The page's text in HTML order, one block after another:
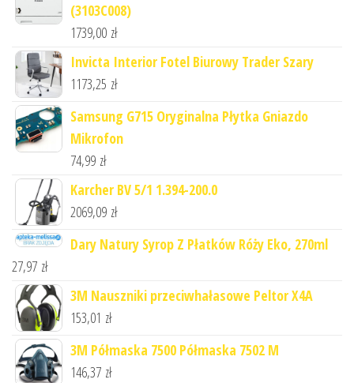
(3103C008)
1739,00 zł
Invicta Interior Fotel Biurowy Trader Szary
1173,25 zł
Samsung G715 Oryginalna Płytka Gniazdo
Mikrofon
74,99 zł
Karcher BV 5/1 1.394-200.0
2069,09 zł
Dary Natury Syrop Z Płatków Róży Eko, 270ml
27,97 zł
3M Nauszniki przeciwhałasowe Peltor X4A
153,01 zł
3M Półmaska 7500 Półmaska 7502 M
146,37 zł